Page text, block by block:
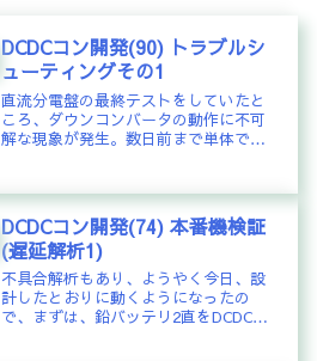
DCDCコン開発(90) トラブルシ
ューティングその1
直流分電盤の最終テストをしていたと
ころ、ダウンコンバータの動作に不可
解な現象が発生。数日前まで単体で動
ダウンコンバータとアップコンバータ
をそれぞれ1台ずつ同時に動かして、...
DCDCコン開発(74) 本番機検証
(遅延解析1)
不具合解析もあり、ようやく今日、設
計したとおりに動くようになったの
で、まずは、鉛バッテリ2直をDCDCコ